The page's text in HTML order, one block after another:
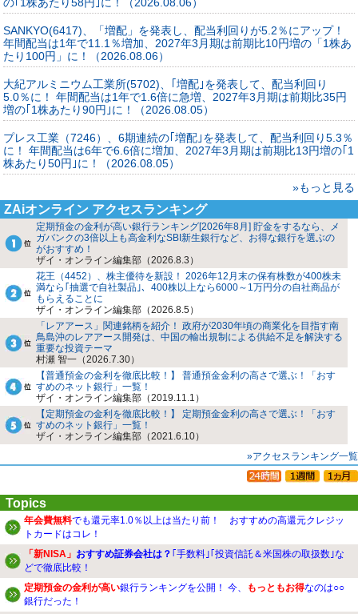
の｢1株あたり58円｣に！（2026.08.06）
SANKYO(6417)、「増配」を発表し、配当利回りが5.2％にアップ！
年間配当は1年で11.1％増加、2027年3月期は前期比10円増の「1株あ
たり100円」に！（2026.08.06）
大紀アルミニウム工業所(5702)、｢増配｣を発表して、配当利回り
5.0％に！ 年間配当は1年で1.6倍に急増、2027年3月期は前期比35円
増の｢1株あたり90円｣に！（2026.08.05）
プレス工業（7246）、6期連続の｢増配｣を発表して、配当利回り5.3％
に！ 年間配当は6年で6.6倍に増加、2027年3月期は前期比13円増の｢1
株あたり50円｣に！（2026.08.05）
»もっと見る
ZAiオンライン アクセスランキング
定期預金の金利が高い銀行ランキング[2026年8月] 貯金をするなら、メ
ガバンクの3倍以上も高金利なSBI新生銀行など、お得な銀行を選ぶの
がおすすめ！
ザイ・オンライン編集部（2026.8.3）
花王（4452）、株主優待を新設！ 2026年12月末の保有株数が400株未
満なら｢抽選で自社製品｣、400株以上なら6000～1万円分の自社商品が
もらえることに
ザイ・オンライン編集部（2026.8.5）
「レアアース」関連銘柄を紹介！ 政府が2030年頃の商業化を目指す南
鳥島沖のレアアース開発は、中国の輸出規制による供給不足を解決する
重要な投資テーマ
村瀬 智一（2026.7.30）
【普通預金の金利を徹底比較！】 普通預金金利の高さで選ぶ！「おす
すめのネット銀行」一覧！
ザイ・オンライン編集部（2019.11.1）
【定期預金の金利を徹底比較！】 定期預金金利の高さで選ぶ！「おす
すめのネット銀行」一覧！
ザイ・オンライン編集部（2021.6.10）
»アクセスランキング一覧
Topics
年会費無料でも還元率1.0％以上は当たり前！ おすすめの高還元クレジッ
トカードはコレ！
「新NISA」 おすすめ証券会社は？ ｢手数料｣｢投資信託＆米国株の取扱数｣な
どで徹底比較！
定期預金の金利が高い銀行ランキングを公開！ 今、 もっともお得なのは○○
銀行だった！